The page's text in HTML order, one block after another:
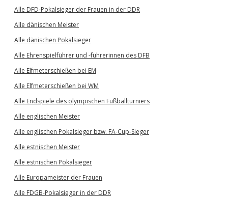
Alle DFD-Pokalsieger der Frauen in der DDR
Alle dänischen Meister
Alle dänischen Pokalsieger
Alle Ehrenspielführer und -führerinnen des DFB
Alle Elfmeterschießen bei EM
Alle Elfmeterschießen bei WM
Alle Endspiele des olympischen Fußballturniers
Alle englischen Meister
Alle englischen Pokalsieger bzw. FA-Cup-Sieger
Alle estnischen Meister
Alle estnischen Pokalsieger
Alle Europameister der Frauen
Alle FDGB-Pokalsieger in der DDR